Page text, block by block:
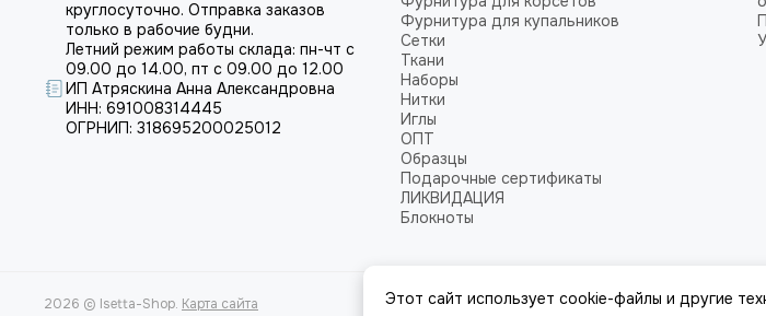
круглосуточно. Отправка заказов
только в рабочие будни.
Летний режим работы склада: пн-чт с
09.00 до 14.00, пт с 09.00 до 12.00
ИП Атряскина Анна Александровна
ИНН: 691008314445
ОГРНИП: 318695200025012
Фурнитура для купальников
Сетки
Ткани
Наборы
Нитки
Иглы
ОПТ
Образцы
Подарочные сертификаты
ЛИКВИДАЦИЯ
Блокноты
2026 © Isetta-Shop. Карта сайта
Этот сайт использует cookie-файлы и другие